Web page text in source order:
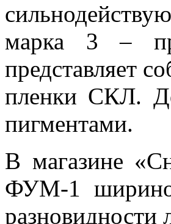
марка 3 –
представляет
пленки СКЛ.
пигментами.
В магазине
ФУМ-1
разновидности